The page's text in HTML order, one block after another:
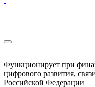
Функционирует при
цифрового развития,
Российской Федерации